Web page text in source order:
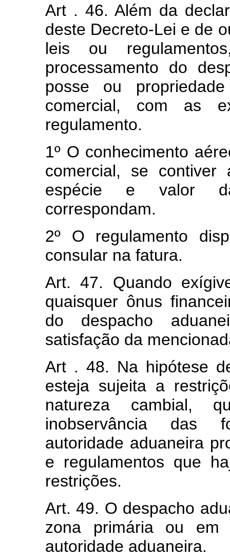
Art . 46. Além da
deste Decreto-Lei e de
leis ou
processamento do
posse ou
comercial, com as
regulamento.
1º O conhecimento
comercial, se contiver
espécie e valor
correspondam.
2º O regulamento
consular na fatura.
Art. 47. Quando
quaisquer ônus
do despacho
satisfação da
Art . 48. Na hipótese
esteja sujeita a
natureza cambial,
inobservância das
autoridade aduaneira
e regulamentos que
restrições.
Art. 49. O despacho
zona primária ou em
autoridade aduaneira.